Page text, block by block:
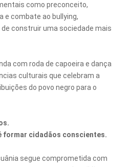
como preconceito,
e combate ao bullying,
construir uma sociedade mais
com roda de capoeira e dança
culturais que celebram a
do povo negro para o
formar cidadãos conscientes.
segue comprometida com